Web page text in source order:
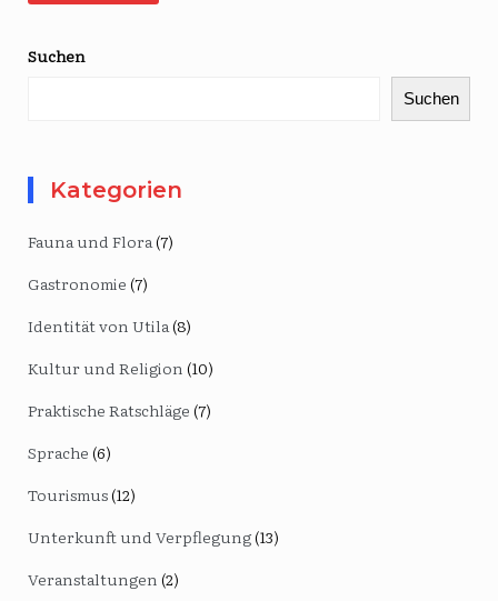
Suchen
Suchen
Kategorien
Fauna und Flora (7)
Gastronomie (7)
Identität von Utila (8)
Kultur und Religion (10)
Praktische Ratschläge (7)
Sprache (6)
Tourismus(12)
Unterkunft und Verpflegung(13)
Veranstaltungen (2)